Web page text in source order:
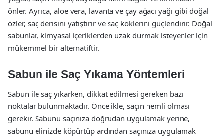
önler. Ayrıca, aloe vera, lavanta ve çay ağacı yağı gibi doğal
özler, saç derisini yatıştırır ve saç köklerini güçlendirir. Doğal
sabunlar, kimyasal içeriklerden uzak durmak isteyenler için
mükemmel bir alternatiftir.
Sabun ile Saç Yıkama Yöntemleri
Sabun ile saç yıkarken, dikkat edilmesi gereken bazı
noktalar bulunmaktadır. Öncelikle, saçın nemli olması
gerekir. Sabunu saçınıza doğrudan uygulamak yerine,
sabunu elinizde köpürtüp ardından saçınıza uygulamak